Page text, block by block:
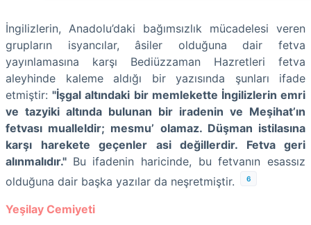
İngilizlerin, Anadolu’daki bağımsızlık mücadelesi veren
grupların isyancılar, âsiler olduğuna dair fetva
yayınlamasına karşı Bediüzzaman Hazretleri fetva
aleyhinde kaleme aldığı bir yazısında şunları ifade
etmiştir:"İşgal altındaki bir memlekette İngilizlerin emri
ve tazyiki altında bulunan bir iradenin ve Meşihat’ın
fetvası mualleldir; mesmu’ olamaz. Düşman istilasına
karşı harekete geçenler asi değillerdir. Fetva geri
alınmalıdır." Bu ifadenin haricinde, bu fetvanın esassız
olduğuna dair başka yazılar da neşretmiştir.
6
Yeşilay Cemiyeti